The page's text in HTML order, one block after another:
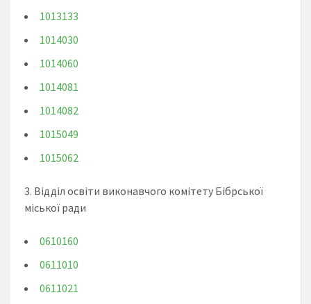
1013133
1014030
1014060
1014081
1014082
1015049
1015062
3. Відділ освіти виконавчого комітету Бібрської
міської ради
0610160
0611010
0611021